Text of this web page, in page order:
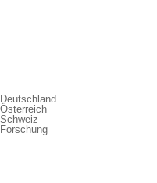
Deutschland
Österreich
Schweiz
Forschung